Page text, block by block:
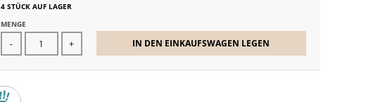
4 STÜCK AUF LAGER
MENGE
- + IN DEN EINKAUFSWAGEN LEGEN